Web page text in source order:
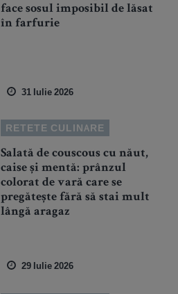
face sosul imposibil de lăsat
în farfurie
31 Iulie 2026
RETETE CULINARE
Salată de couscous cu năut,
caise și mentă: prânzul
colorat de vară care se
pregătește fără să stai mult
lângă aragaz
29 Iulie 2026